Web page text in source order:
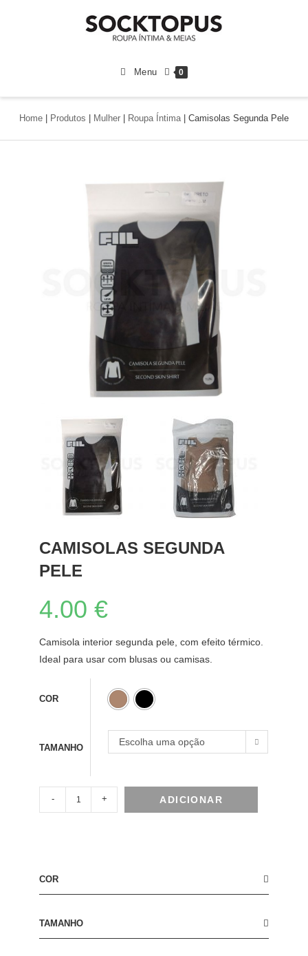
0
Menu
Home Produtos Mulher Roupa Íntima| Camisolas Segunda Pele
CAMISOLAS SEGUNDA
PELE
4.00€
Camisola interior segunda pele, com efeito térmico.
Ideal para usar com blusas ou camisas.
COR
TAMANHO
Escolha uma opção
- + ADICIONAR
COR
TAMANHO